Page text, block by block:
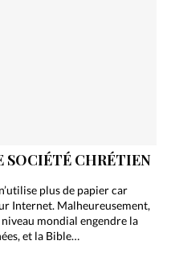
SOCIÉTÉ CHRÉTIEN
plus de papier car
Internet. Malheureusement,
mondial engendre la
et la Bible…